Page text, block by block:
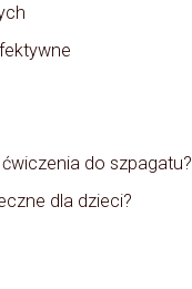
do szpagatu?
dla dzieci?